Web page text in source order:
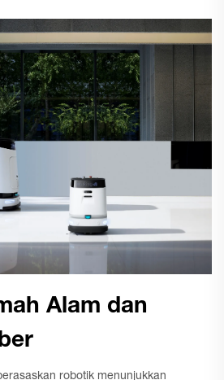
Alam dan
robotik menunjukkan